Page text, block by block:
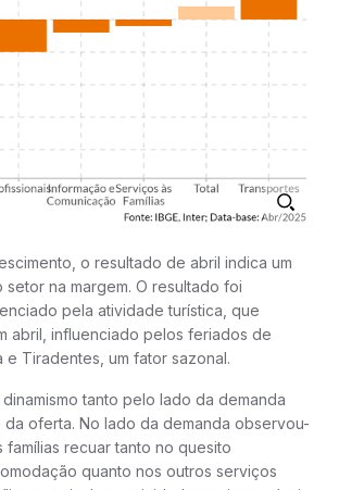
o resultado de abril indica um
na margem. O resultado foi
pela atividade turística, que
abril, influenciado pelos feriados de
e Tiradentes, um fator sazonal.
tanto pelo lado da demanda
oferta. No lado da demanda observou-
famílias recuar tanto no quesito
quanto nos outros serviços